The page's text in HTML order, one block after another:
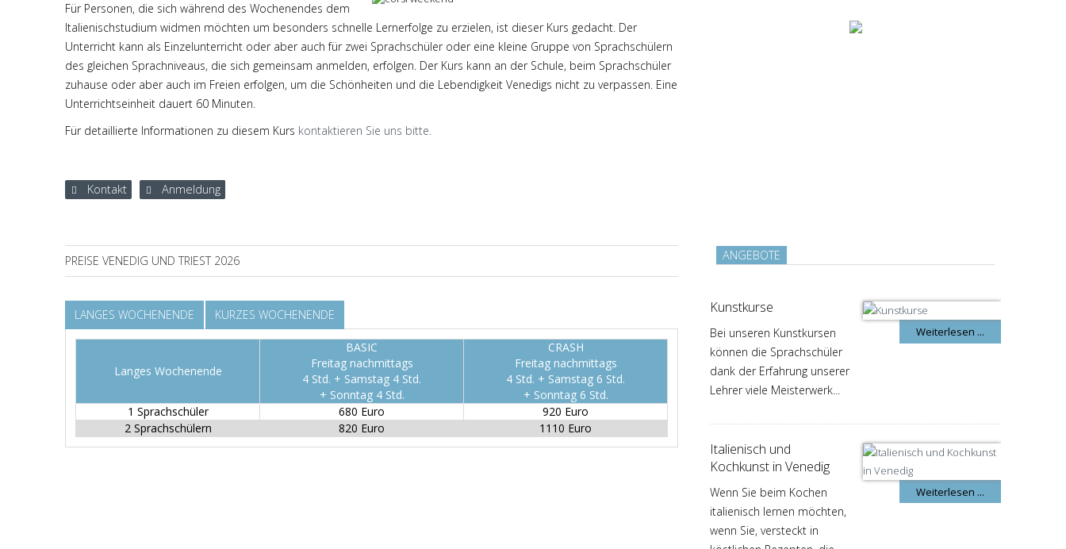
Für Personen, die sich während des Wochenendes dem
Italienischstudium widmen möchten um besonders schnelle Lernerfolge zu erzielen, ist dieser Kurs gedacht. Der
Unterricht kann als Einzelunterricht oder aber auch für zwei Sprachschüler oder eine kleine Gruppe von Sprachschülern
des gleichen Sprachniveaus, die sich gemeinsam anmelden, erfolgen. Der Kurs kann an der Schule, beim Sprachschüler
zuhause oder aber auch im Freien erfolgen, um die Schönheiten und die Lebendigkeit Venedigs nicht zu verpassen. Eine
Unterrichtseinheit dauert 60 Minuten.
Für detaillierte Informationen zu diesem Kurs kontaktieren Sie uns bitte.
Kontakt Anmeldung
PREISE VENEDIG UND TRIEST 2026
LANGES WOCHENENDE KURZES WOCHENENDE
Langes Wochenende
BASIC
Freitag nachmittags
4 Std. + Samstag 4 Std.
+ Sonntag 4 Std.
CRASH
Freitag nachmittags
4 Std. + Samstag 6 Std.
+ Sonntag 6 Std.
1 Sprachschüler
680 Euro
920 Euro
2 Sprachschülern
820 Euro 1110 Euro
ANGEBOTE
Kunstkurse
Bei unseren Kunstkursen
können die Sprachschüler
dank der Erfahrung unserer
Lehrer viele Meisterwerk...
Weiterlesen ...
Italienisch und
Kochkunst in Venedig
Wenn Sie beim Kochen
italienisch lernen möchten,
wenn Sie, versteckt in
Weiterlesen ...